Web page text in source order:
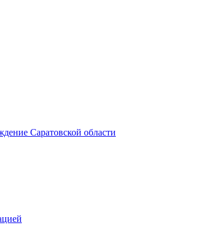
Саратовской области